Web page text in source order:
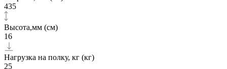
435
Высота,мм (см)
16
Нагрузка на полку, кг (кг)
25